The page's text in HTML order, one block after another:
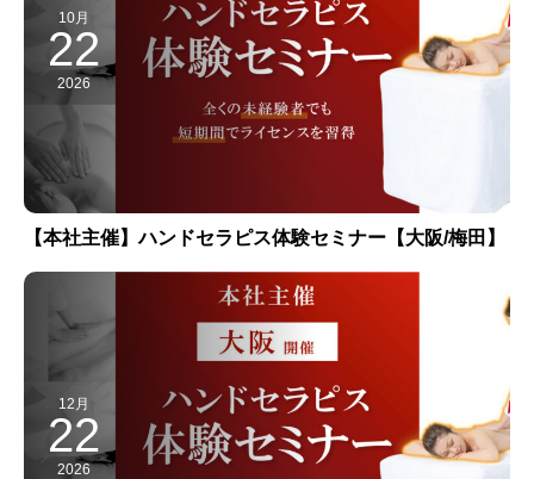
10月
22
2026
【本社主催】ハンドセラピス体験セミナー【大阪/梅田】
12月
22
2026